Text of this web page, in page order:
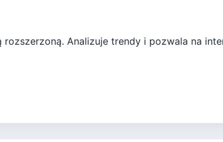
Analizuje trendy i pozwala na